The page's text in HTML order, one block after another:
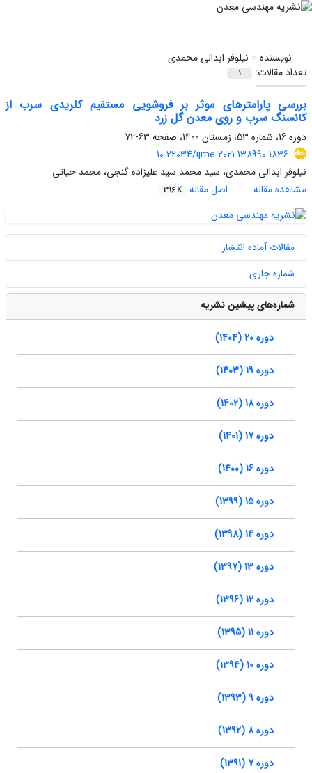
نویسنده = نیلوفر ابدالی محمدی
تعداد مقالات:
1
بررسی پارامترهای موثر بر فروشویی مستقیم کلریدی سرب از
کانسنگ سرب و روی معدن گل زرد
دوره 16، شماره 53، زمستان 1400، صفحه
63-72
10.22034/ijme.2021.138990.1836
نیلوفر ابدالی محمدی، سید محمد سید علیزاده گنجی، محمد حیاتی
مشاهده مقاله
اصل مقاله 396 K
مقالات آماده انتشار
شماره جاری
شماره‌های پیشین نشریه
دوره 20 (1404)
دوره 19 (1403)
دوره 18 (1402)
دوره 17 (1401)
دوره 16 (1400)
دوره 15 (1399)
دوره 14 (1398)
دوره 13 (1397)
دوره 12 (1396)
دوره 11 (1395)
دوره 10 (1394)
دوره 9 (1393)
دوره 8 (1392)
دوره 7 (1391)